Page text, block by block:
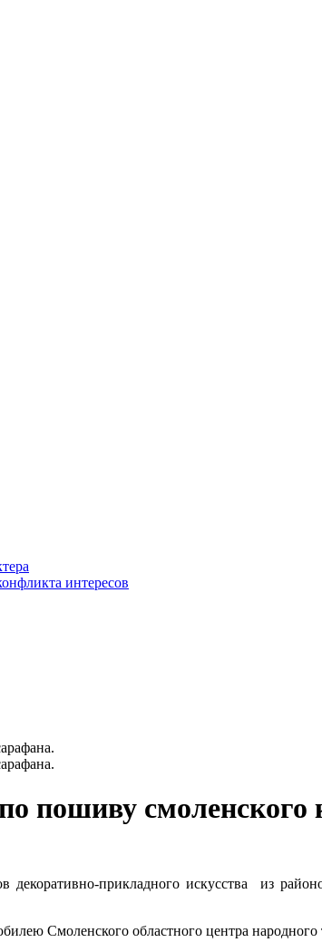
интересов
пошиву смоленского
декоративно-прикладного искусства из
Смоленского областного центра народного